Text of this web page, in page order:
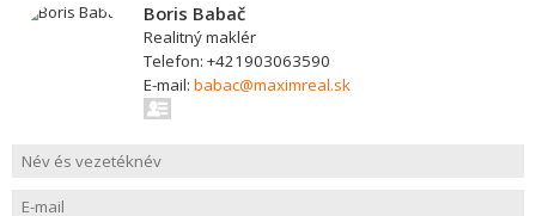
Boris Babač
Realitný maklér
Telefon: +421903063590
E-mail: babac@maximreal.sk